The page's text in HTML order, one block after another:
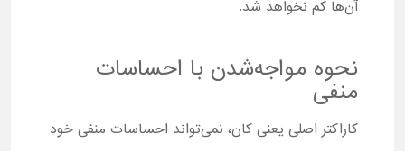
آن‌ها کم نخواهد شد.
نحوه مواجه‌شدن با احساسات
منفی
کاراکتر اصلی یعنی کان، نمی‌تواند احساسات منفی خود